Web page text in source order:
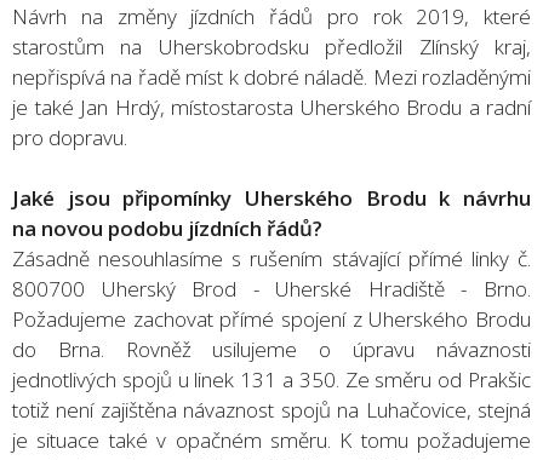
Návrh na změny jízdních řádů pro rok 2019, které
starostům na Uherskobrodsku předložil Zlínský kraj,
nepřispívá na řadě míst k dobré náladě. Mezi rozladěnými
je také Jan Hrdý, místostarosta Uherského Brodu a radní
pro dopravu.
Jaké jsou připomínky Uherského Brodu k návrhu
na novou podobu jízdních řádů?
Zásadně nesouhlasíme s rušením stávající přímé linky č.
800700 Uherský Brod - Uherské Hradiště - Brno.
Požadujeme zachovat přímé spojení z Uherského Brodu
do Brna. Rovněž usilujeme o úpravu návaznosti
jednotlivých spojů u linek 131 a 350. Ze směru od Prakšic
totiž není zajištěna návaznost spojů na Luhačovice, stejná
je situace také v opačném směru. K tomu požadujeme